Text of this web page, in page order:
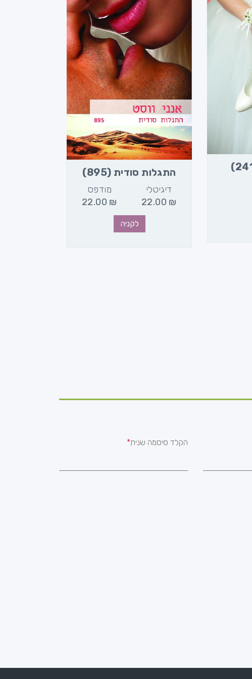
התגלות סודית (895)
מודפס
22.00 ₪
דיגיטלי
22.00 ₪
לקניה
הקלד סיסמה שנית